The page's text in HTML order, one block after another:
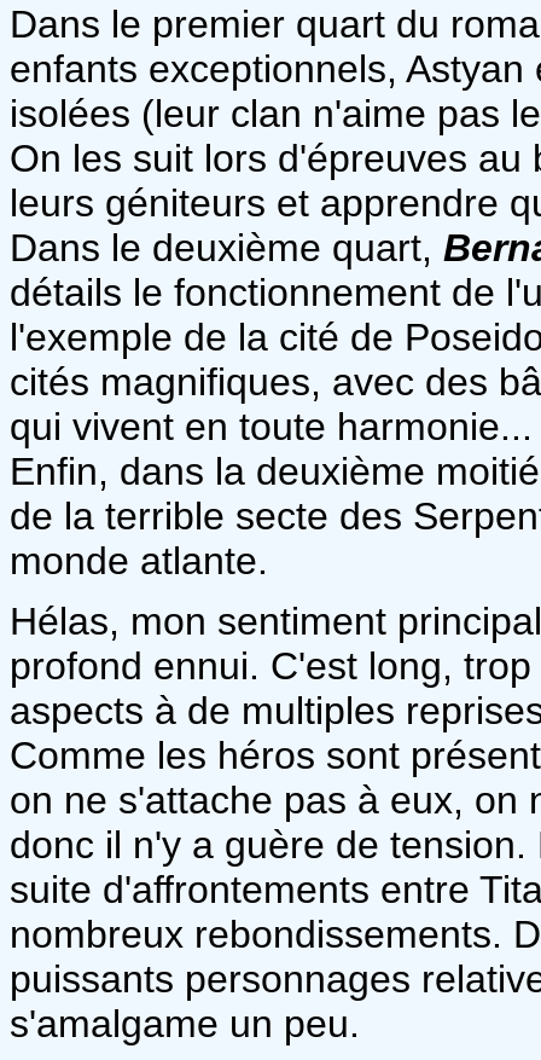
Dans le premier quart du
enfants exceptionnels,
isolées (leur clan n'aime pas
On les suit lors d'épreuves
leurs géniteurs et apprendre
Dans le deuxième quart,
détails le fonctionnement de
l'exemple de la cité de
cités magnifiques, avec des
qui vivent en toute harmonie...
Enfin, dans la deuxième
de la terrible secte des
monde atlante.
Hélas, mon sentiment
profond ennui. C'est long,
aspects à de multiples
Comme les héros sont
on ne s'attache pas à eux, on
donc il n'y a guère de
suite d'affrontements entre
nombreux rebondissements.
puissants personnages
s'amalgame un peu.